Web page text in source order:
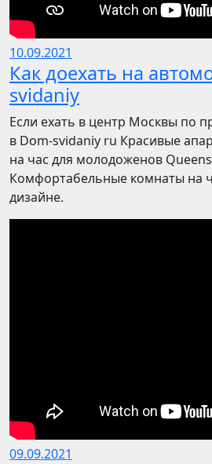
10.09.2021
Как доехать на
svidaniy
Если ехать в центр Москвы по
в Dom-svidaniy ru Красивые
на час для молодоженов
Комфортабельные комнаты на
дизайне.
09.09.2021